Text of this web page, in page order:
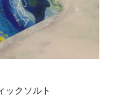
ックソルト